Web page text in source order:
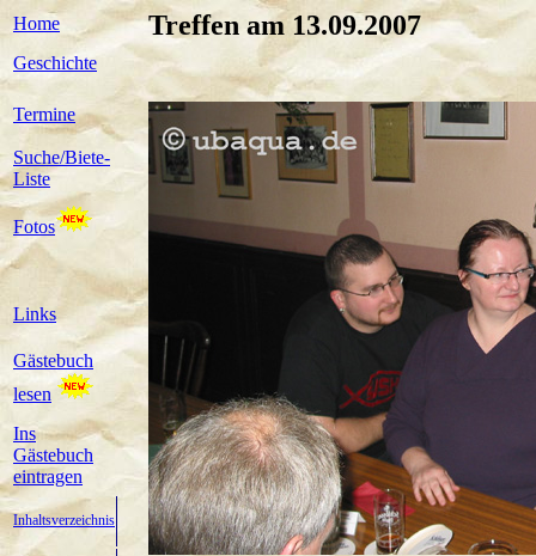
Home
Geschichte
Termine
Suche/Biete-
Liste
Fotos
Links
Gästebuch
lesen
Ins
Gästebuch
eintragen
Inhaltsverzeichnis
Treffen am 13.09.2007